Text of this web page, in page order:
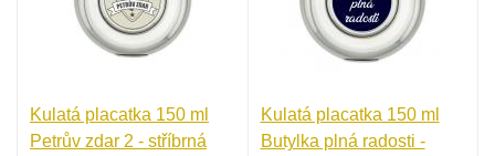
Kulatá placatka 150 ml
Petrův zdar 2 - stříbrná
Kulatá placatka 150 ml
Butylka plná radosti -